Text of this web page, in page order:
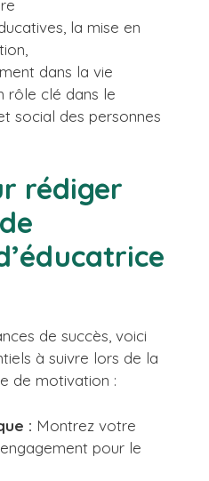
la mise en
dans la vie
rôle clé dans le
social des personnes
rédiger
de succès, voici
à suivre lors de la
de motivation :
: Montrez votre
pour le